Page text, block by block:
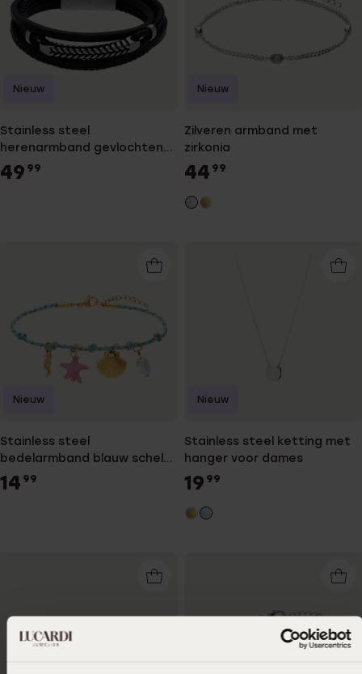
Stainless steel
herenarmband gevlochten
leer zwart
49 99
Nieuw
Zilveren armband met
zirkonia
44 99
Nieuw
Stainless steel
bedelarmband blauw schelp
voor dames
14 99
Nieuw
Stainless steel ketting met
hanger voor dames
19 99
Nieuw